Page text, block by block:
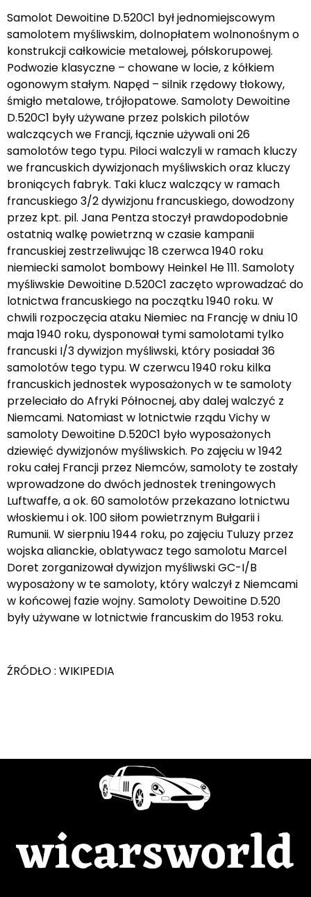
Samolot Dewoitine D.520C1 był jednomiejscowym
samolotem myśliwskim, dolnopłatem wolnonośnym o
konstrukcji całkowicie metalowej, półskorupowej.
Podwozie klasyczne – chowane w locie, z kółkiem
ogonowym stałym. Napęd – silnik rzędowy tłokowy,
śmigło metalowe, trójłopatowe. Samoloty Dewoitine
D.520C1 były używane przez polskich pilotów
walczących we Francji, łącznie używali oni 26
samolotów tego typu. Piloci walczyli w ramach kluczy
we francuskich dywizjonach myśliwskich oraz kluczy
broniących fabryk. Taki klucz walczący w ramach
francuskiego 3/2 dywizjonu francuskiego, dowodzony
przez kpt. pil. Jana Pentza stoczył prawdopodobnie
ostatnią walkę powietrzną w czasie kampanii
francuskiej zestrzeliwując 18 czerwca 1940 roku
niemiecki samolot bombowy Heinkel He 111. Samoloty
myśliwskie Dewoitine D.520C1 zaczęto wprowadzać do
lotnictwa francuskiego na początku 1940 roku. W
chwili rozpoczęcia ataku Niemiec na Francję w dniu 10
maja 1940 roku, dysponował tymi samolotami tylko
francuski I/3 dywizjon myśliwski, który posiadał 36
samolotów tego typu. W czerwcu 1940 roku kilka
francuskich jednostek wyposażonych w te samoloty
przeleciało do Afryki Północnej, aby dalej walczyć z
Niemcami. Natomiast w lotnictwie rządu Vichy w
samoloty Dewoitine D.520C1 było wyposażonych
dziewięć dywizjonów myśliwskich. Po zajęciu w 1942
roku całej Francji przez Niemców, samoloty te zostały
wprowadzone do dwóch jednostek treningowych
Luftwaffe, a ok. 60 samolotów przekazano lotnictwu
włoskiemu i ok. 100 siłom powietrznym Bułgarii i
Rumunii. W sierpniu 1944 roku, po zajęciu Tuluzy przez
wojska alianckie, oblatywacz tego samolotu Marcel
Doret zorganizował dywizjon myśliwski GC-I/B
wyposażony w te samoloty, który walczył z Niemcami
w końcowej fazie wojny. Samoloty Dewoitine D.520
były używane w lotnictwie francuskim do 1953 roku.
ŹRÓDŁO : WIKIPEDIA